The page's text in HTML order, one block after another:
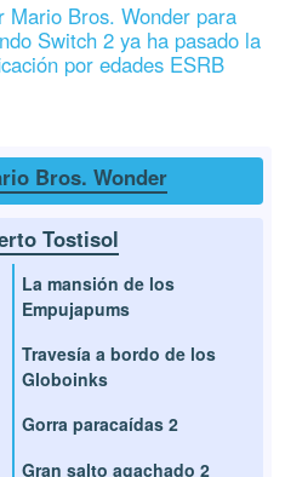
Mario Bros. Wonder para
Switch 2 ya ha pasado la
por edades ESRB
Bros. Wonder
Tostisol
La mansión de los
Empujapums
Travesía a bordo de los
Globoinks
Gorra paracaídas 2
Gran salto agachado 2